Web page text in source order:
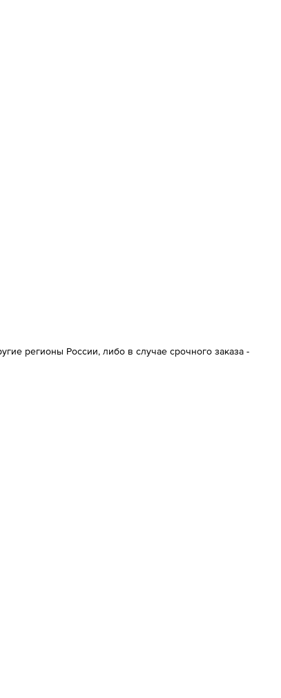
регионы России, либо в случае срочного заказа -